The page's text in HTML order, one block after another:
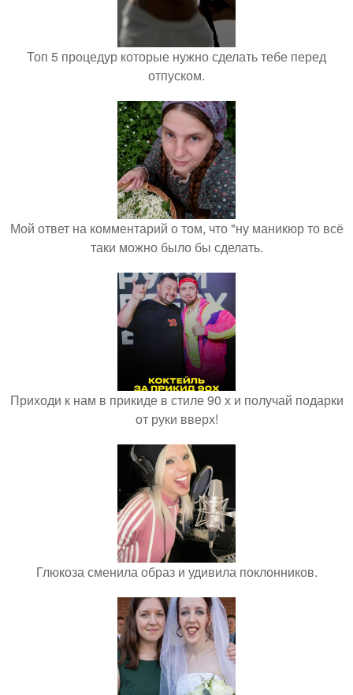
Топ 5 процедур которые нужно сделать тебе перед
отпуском.
Мой ответ на комментарий о том, что "ну маникюр то всё
таки можно было бы сделать.
Приходи к нам в прикиде в стиле 90 х и получай подарки
от руки вверх!
Глюкоза сменила образ и удивила поклонников.